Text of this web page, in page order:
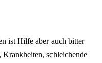
ist Hilfe aber auch bitter
Krankheiten, schleichende